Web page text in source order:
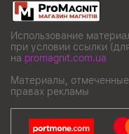
Использование
при условии ссылки
на promagnit.com.ua
Материалы,
правах рекламы